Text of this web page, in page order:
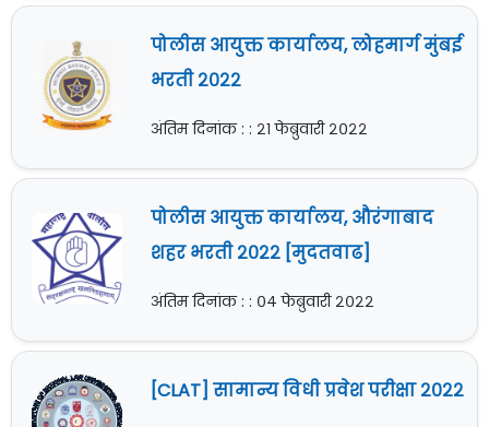
पोलीस आयुक्त कार्यालय, लोहमार्ग मुंबई
भरती २०२२
अंतिम दिनांक : : २१ फेब्रुवारी २०२२
पोलीस आयुक्त कार्यालय, औरंगाबाद
शहर भरती २०२२ [मुदतवाढ]
अंतिम दिनांक : : ०४ फेब्रुवारी २०२२
[CLAT] सामान्य विधी प्रवेश परीक्षा २०२२